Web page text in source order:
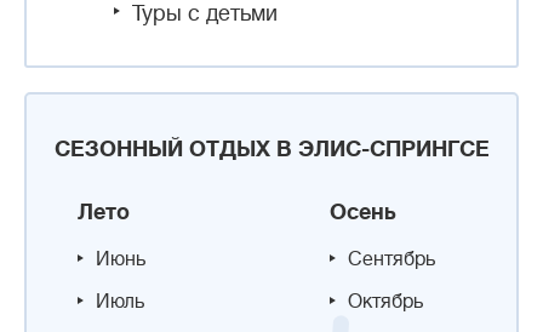
Туры с детьми
СЕЗОННЫЙ ОТДЫХ В ЭЛИС-СПРИНГСЕ
Лето
Июнь
Июль
Осень
Сентябрь
Октябрь